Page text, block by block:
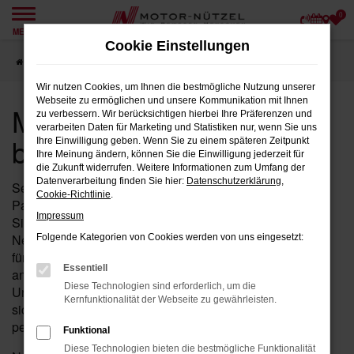
Zum
springen
MENÜ
0
MG Neuwagen für Fulda
bei Motor-Nützel
Seit über 90 Jahren ist Motor-Nützel Ihr zuverlässiger
Partner für MG Neuwagen in der Nähe von Fulda. Wenn
Sie auf der Suche nach einem hochwertigen MG
Neuwagen sind, dann ist Motor-Nützel die perfekte Wahl
für Sie. Unser Autohaus bietet eine umfassende Auswahl
an MG Neuwagen, die alle Ihre Anforderungen erfüllen.
Unser engagiertes Team steht Ihnen zur Seite, um
sicherzustellen, dass Sie den MG Neuwagen finden, der
perfekt zu Ihnen passt.
Cookie Einstellungen
Wir nutzen Cookies, um Ihnen die bestmögliche Nutzung unserer
Webseite zu ermöglichen und unsere Kommunikation mit Ihnen
zu verbessern. Wir berücksichtigen hierbei Ihre Präferenzen und
verarbeiten Daten für Marketing und Statistiken nur, wenn Sie uns
Ihre Einwilligung geben. Wenn Sie zu einem späteren Zeitpunkt
Ihre Meinung ändern, können Sie die Einwilligung jederzeit für
die Zukunft widerrufen. Weitere Informationen zum Umfang der
Datenverarbeitung finden Sie hier: Datenschutzerklärung,
Cookie-Richtlinie.
Impressum
Folgende Kategorien von Cookies werden von uns eingesetzt:
Essentiell
Diese Technologien sind erforderlich, um die
Kernfunktionalität der Webseite zu gewährleisten.
Funktional
Diese Technologien bieten die bestmögliche Funktionalität